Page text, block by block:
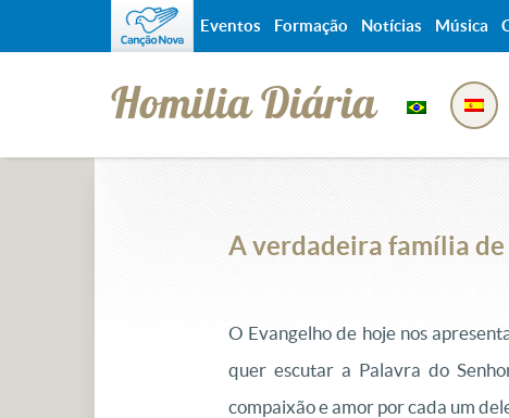
Homilia Diária
A verdadeira família de
O Evangelho de hoje nos
quer escutar a Palavra do
compaixão e amor por cada um
Eventos Formação Notícias Música